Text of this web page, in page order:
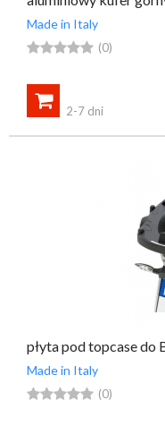
Made in Italy
 (0)

2-7 dni
płyta pod topcase do
Made in Italy
 (0)